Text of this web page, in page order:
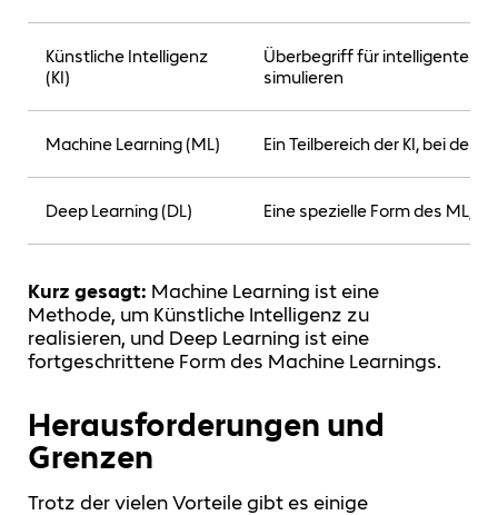
Künstliche Intelligenz
(KI)
Überbegriff für intelligente
simulieren
Machine Learning (ML) Ein Teilbereich der KI, bei
Deep Learning (DL) Eine spezielle Form des ML,
Kurz gesagt: Machine Learning ist eine
Methode, um Künstliche Intelligenz zu
realisieren, und Deep Learning ist eine
fortgeschrittene Form des Machine Learnings.
Herausforderungen und
Grenzen
Trotz der vielen Vorteile gibt es einige